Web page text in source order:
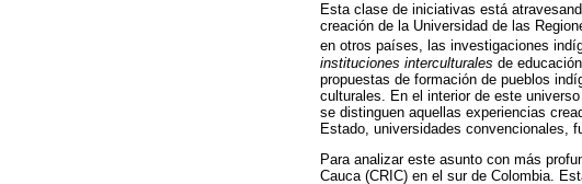
Esta clase de iniciativas está
creación de la Universidad de las
en otros países, las investigaciones
instituciones interculturales de
propuestas de formación de pueblos
culturales. En el interior de este
se distinguen aquellas experiencias
Estado, universidades convencionales,
Para analizar este asunto con más
Cauca (CRIC) en el sur de Colombia.